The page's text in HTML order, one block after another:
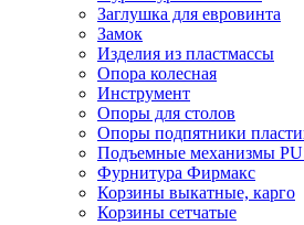
Заглушка для евровинта
Замок
Изделия из пластмассы
Опора колесная
Инструмент
Опоры для столов
Опоры подпятники
Подъемные механизмы
Фурнитура Фирмакс
Корзины выкатные, карго
Корзины сетчатые